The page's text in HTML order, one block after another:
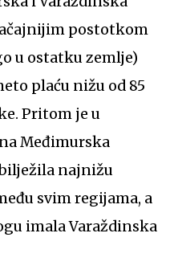
postotkom
u ostatku zemlje)
plaću nižu od 85
Pritom je u
Međimurska
najnižu
svim regijama, a
imala Varaždinska